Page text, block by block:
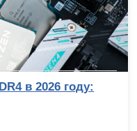
в 2026 году: